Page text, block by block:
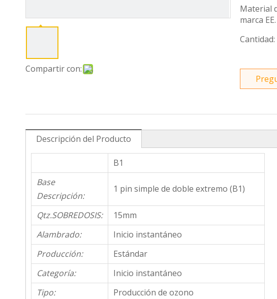
Compartir con:
Material
marca
Cantidad:
Descripción del Producto
B1
Base
Descripción:
1 pin simple de doble extremo (B1)
Qtz.SOBREDOSIS:
15mm
Alambrado:
Inicio instantáneo
Producción:
Estándar
Categoría:
Inicio instantáneo
Tipo:
Producción de ozono